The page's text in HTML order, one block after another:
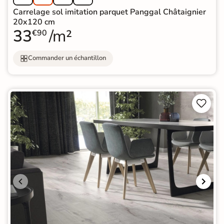
Carrelage sol imitation parquet Panggal Châtaignier
20x120 cm
33€90 /m²
Commander un échantillon

